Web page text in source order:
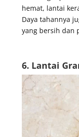
hemat, lantai
Daya tahannya
yang bersih dan
6. Lantai